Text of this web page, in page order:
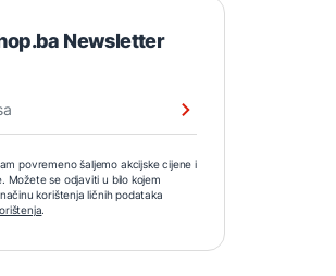
Newsletter
povremeno šaljemo akcijske cijene i
Možete se odjaviti u bilo kojem
korištenja ličnih podataka
.